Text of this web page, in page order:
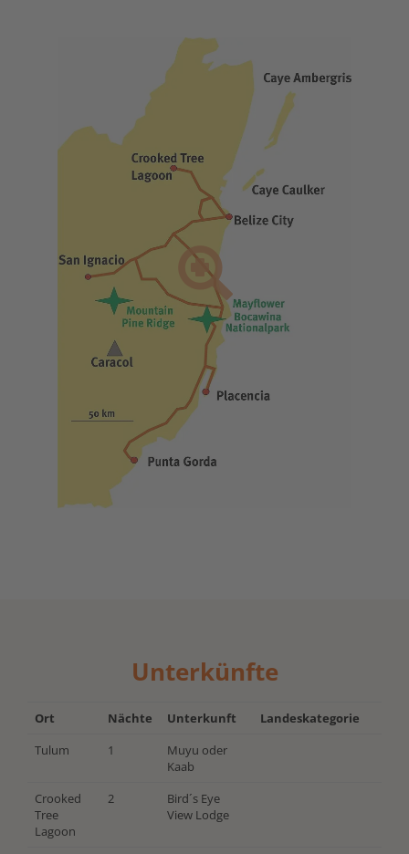
Unterkünfte
Ort Nächte Unterkunft
Landeskategorie
Tulum
1
Muyu oder
Kaab
Crooked
Tree
Lagoon
2
Bird´s Eye
View Lodge